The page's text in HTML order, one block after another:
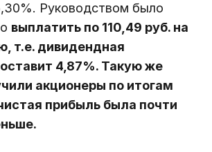
Руководством было
выплатить по 110,49 руб. на
т.е. дивидендная
4,87%. Такую же
акционеры по итогам
прибыль была почти